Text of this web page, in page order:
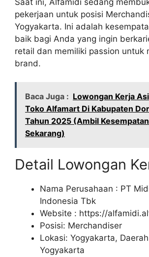
pekerjaan untuk posisi
Yogyakarta. Ini adalah
baik bagi Anda yang ingin
retail dan memiliki passion untuk
brand.
Baca Juga : Lowongan Kerja
Toko Alfamart Di Kabupaten
Tahun 2025 (Ambil
Sekarang)
Detail Lowongan
Nama Perusahaan : PT
Indonesia Tbk
Website : https://
Posisi: Merchandiser
Lokasi: Yogyakarta,
Yogyakarta